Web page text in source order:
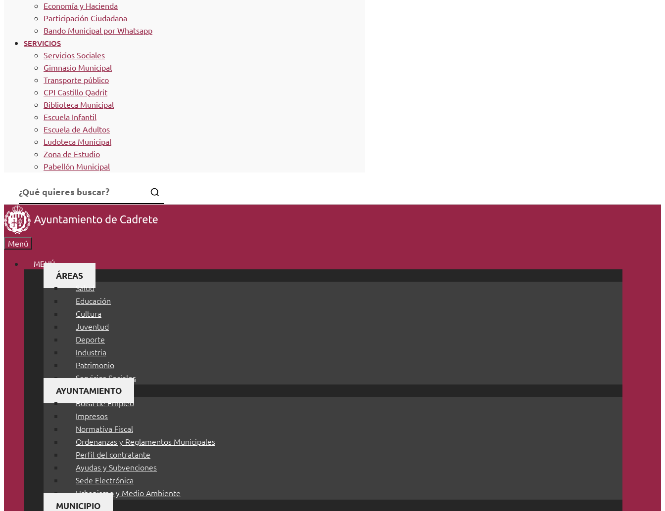
Economía y Hacienda
Participación Ciudadana
Bando Municipal por Whatsapp
SERVICIOS
Servicios Sociales
Gimnasio Municipal
Transporte público
CPI Castillo Qadrit
Biblioteca Municipal
Escuela Infantil
Escuela de Adultos
Ludoteca Municipal
Zona de Estudio
Pabellón Municipal
Menú
MENÚ
ÁREAS
Salud
Educación
Cultura
Juventud
Deporte
Industria
Patrimonio
Servicios Sociales
AYUNTAMIENTO
Bolsa de Empleo
Impresos
Normativa Fiscal
Ordenanzas y Reglamentos Municipales
Perfil del contratante
Ayudas y Subvenciones
Sede Electrónica
Urbanismo y Medio Ambiente
MUNICIPIO